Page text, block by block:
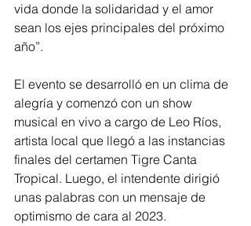
vida donde la solidaridad y el amor
sean los ejes principales del próximo
año”.
El evento se desarrolló en un clima de
alegría y comenzó con un show
musical en vivo a cargo de Leo Ríos,
artista local que llegó a las instancias
finales del certamen Tigre Canta
Tropical. Luego, el intendente dirigió
unas palabras con un mensaje de
optimismo de cara al 2023.